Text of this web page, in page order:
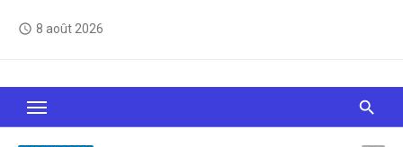
access_time 8 août 2026
Le Web, c'est comme une boîte de chocolats… On
sait jamais sur quoi on va tomber !